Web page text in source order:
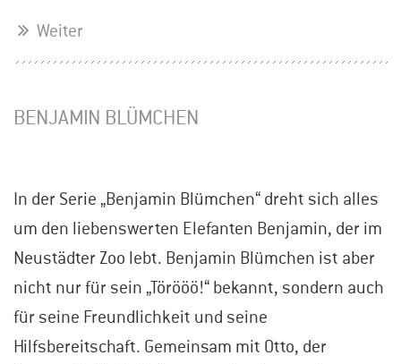
Weiter
BENJAMIN BLÜMCHEN
In der Serie „Benjamin Blümchen“ dreht sich alles
um den liebenswerten Elefanten Benjamin, der im
Neustädter Zoo lebt. Benjamin Blümchen ist aber
nicht nur für sein „Törööö!“ bekannt, sondern auch
für seine Freundlichkeit und seine
Hilfsbereitschaft. Gemeinsam mit Otto, der